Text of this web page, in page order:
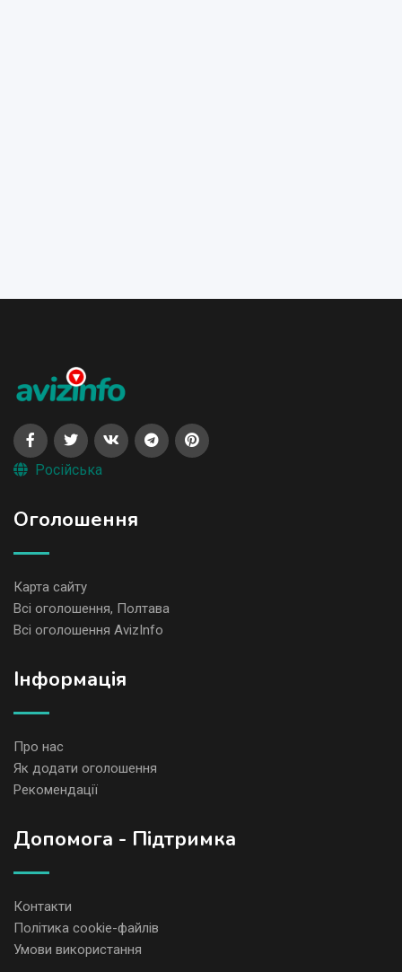
Російська
Оголошення
Карта сайту
Всі оголошення, Полтава
Всі оголошення AvizInfo
Iнформація
Про нас
Як додати оголошення
Рекомендації
Допомога - Підтримка
Контакти
Політика cookie-файлів
Умови використання